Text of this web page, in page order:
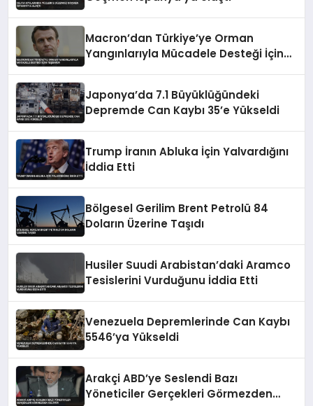
Macron’dan Türkiye’ye Orman
Yangınlarıyla Mücadele Desteği İçin
Japonya’da 7.1 Büyüklüğündeki
Depremde Can Kaybı 35’e Yükseldi
Trump İranın Abluka İçin Yalvardığını
İddia Etti
Bölgesel Gerilim Brent Petrolü 84
Doların Üzerine Taşıdı
Husiler Suudi Arabistan’daki Aramco
Tesislerini Vurduğunu İddia Etti
Venezuela Depremlerinde Can Kaybı
5546’ya Yükseldi
Arakçi ABD’ye Seslendi Bazı
Yöneticiler Gerçekleri Görmezden